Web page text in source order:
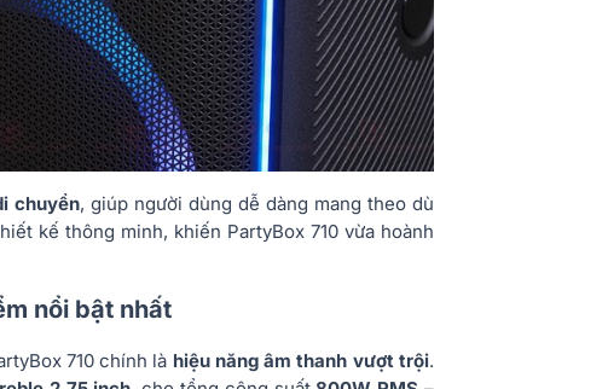
chuyển, giúp người dùng dễ dàng mang theo dù
kế thông minh, khiến PartyBox 710 vừa hoành
nổi bật nhất
710 chính là hiệu năng âm thanh vượt trội.